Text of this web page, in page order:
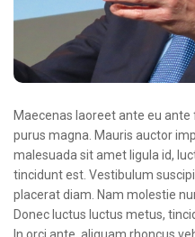
Maecenas laoreet ante eu
purus magna. Mauris auctor
malesuada sit amet ligula id,
tincidunt est. Vestibulum
placerat diam. Nam molestie
Donec luctus luctus metus,
In orci ante, aliquam rhoncus
Patients
Formulaires et fiches techniques
Consultations
Nouvelles techniques à AMC
Activités et agenda scientifiques